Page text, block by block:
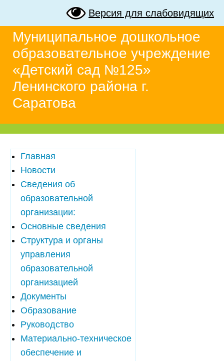
Версия для слабовидящих
Муниципальное дошкольное
образовательное учреждение
«Детский сад №125»
Ленинского района г.
Саратова
Главная
Новости
Сведения об
образовательной
организации:
Основные сведения
Структура и органы
управления
образовательной
организацией
Документы
Образование
Руководство
Материально-техническое
обеспечение и